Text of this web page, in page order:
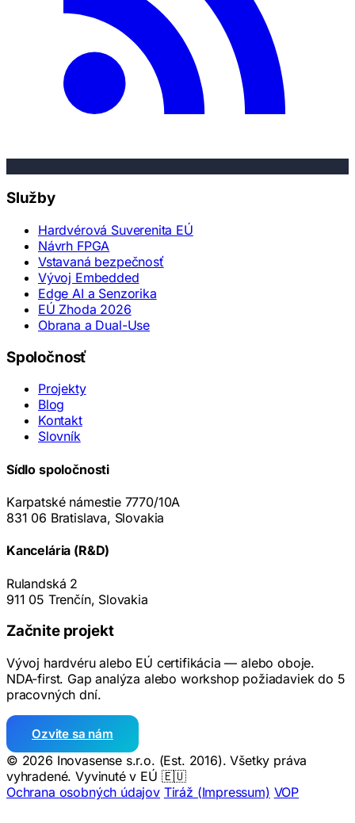
Služby
Hardvérová Suverenita EÚ
Návrh FPGA
Vstavaná bezpečnosť
Vývoj Embedded
Edge AI a Senzorika
EÚ Zhoda 2026
Obrana a Dual-Use
Spoločnosť
Projekty
Blog
Kontakt
Slovník
Sídlo spoločnosti
Karpatské námestie 7770/10A
831 06 Bratislava, Slovakia
Kancelária (R&D)
Rulandská 2
911 05 Trenčín, Slovakia
Začnite projekt
Vývoj hardvéru alebo EÚ certifikácia — alebo oboje.
NDA-first. Gap analýza alebo workshop požiadaviek do 5
pracovných dní.
Ozvite sa nám
© 2026 Inovasense s.r.o. (Est. 2016). Všetky práva
vyhradené.Vyvinuté v EÚ 🇪🇺
Ochrana osobných údajov Tiráž (Impressum) VOP